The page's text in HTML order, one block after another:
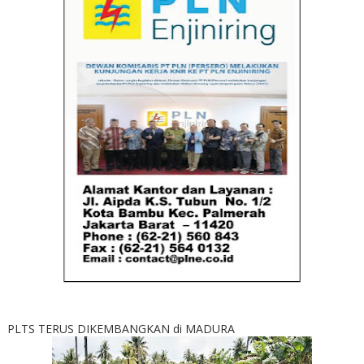
PLTS TERUS DIKEMBANGKAN di MADURA